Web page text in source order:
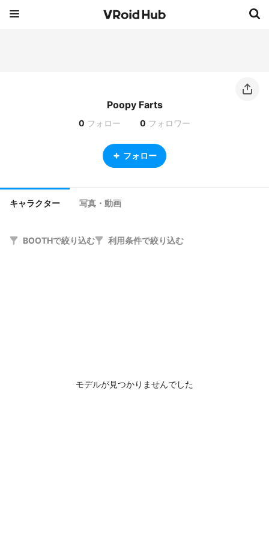
Poopy Farts
0 フォロー 0 フォロワー
フォロー
キャラクター 写真・動画
BOOTHで絞り込む 利用条件で絞り込む
モデルが見つかりませんでした